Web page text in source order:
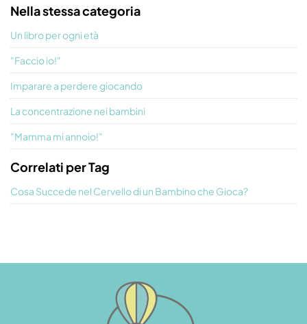
Nella stessa categoria
Un libro per ogni età
"Faccio io!"
Imparare a perdere giocando
La concentrazione nei bambini
"Mamma mi annoio!"
Correlati per Tag
Cosa Succede nel Cervello di un Bambino che Gioca?